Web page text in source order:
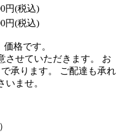
円(税込)
円(税込)
格です。
させていただきます。 お
承ります。 ご配達も承れ
ませ。